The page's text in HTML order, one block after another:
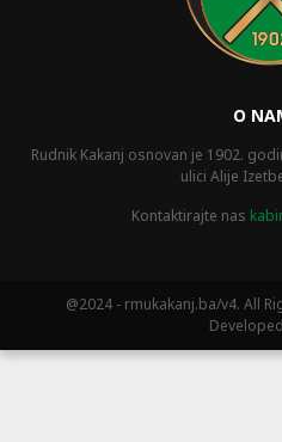
O
Rudnik Kakanj osnovan je 1902.
ulici Alije
Kontaktirajte nas
@2024 - rmukakanj.ba/v4. All